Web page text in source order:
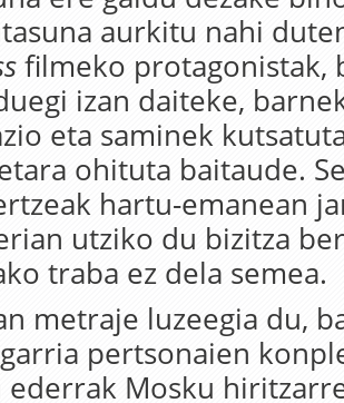
aurkitu nahi
filmeko protagonistak,
izan daiteke,
eta saminek
ohituta baitaude.
hartu-emanean
utziko du bizitza
traba ez dela semea.
metraje luzeegia du,
pertsonaien
ederrak Mosku